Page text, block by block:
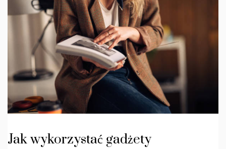
Jak wykorzystać gadżety